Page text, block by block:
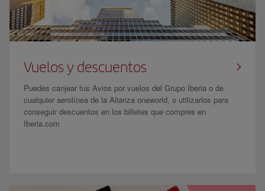
Vuelos y descuentos
Puedes canjear tus Avios por vuelos del Grupo Iberia o de
cualquier aerolínea de la Alianza oneworld, o utilizarlos para
conseguir descuentos en los billetes que compres en
Iberia.com